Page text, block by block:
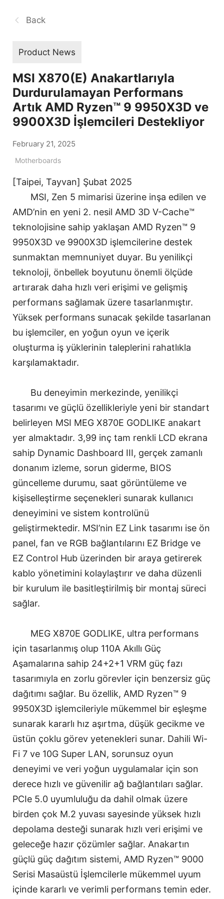
Back
Product News
MSI X870(E) Anakartlarıyla
Durdurulamayan Performans
Artık AMD Ryzen™ 9 9950X3D ve
9900X3D İşlemcileri Destekliyor
February 21, 2025
Motherboards
[Taipei, Tayvan] Şubat 2025
MSI, Zen 5 mimarisi üzerine inşa edilen ve
AMD’nin en yeni 2. nesil AMD 3D V-Cache™
teknolojisine sahip yaklaşan AMD Ryzen™ 9
9950X3D ve 9900X3D işlemcilerine destek
sunmaktan memnuniyet duyar. Bu yenilikçi
teknoloji, önbellek boyutunu önemli ölçüde
artırarak daha hızlı veri erişimi ve gelişmiş
performans sağlamak üzere tasarlanmıştır.
Yüksek performans sunacak şekilde tasarlanan
bu işlemciler, en yoğun oyun ve içerik
oluşturma iş yüklerinin taleplerini rahatlıkla
karşılamaktadır.
Bu deneyimin merkezinde, yenilikçi
tasarımı ve güçlü özellikleriyle yeni bir standart
belirleyen MSI MEG X870E GODLIKE anakart
yer almaktadır. 3,99 inç tam renkli LCD ekrana
sahip Dynamic Dashboard III, gerçek zamanlı
donanım izleme, sorun giderme, BIOS
güncelleme durumu, saat görüntüleme ve
kişiselleştirme seçenekleri sunarak kullanıcı
deneyimini ve sistem kontrolünü
geliştirmektedir. MSI’nin EZ Link tasarımı ise ön
panel, fan ve RGB bağlantılarını EZ Bridge ve
EZ Control Hub üzerinden bir araya getirerek
kablo yönetimini kolaylaştırır ve daha düzenli
bir kurulum ile basitleştirilmiş bir montaj süreci
sağlar.
MEG X870E GODLIKE, ultra performans
için tasarlanmış olup 110A Akıllı Güç
Aşamalarına sahip 24+2+1 VRM güç fazı
tasarımıyla en zorlu görevler için benzersiz güç
dağıtımı sağlar. Bu özellik, AMD Ryzen™ 9
9950X3D işlemcileriyle mükemmel bir eşleşme
sunarak kararlı hız aşırtma, düşük gecikme ve
üstün çoklu görev yetenekleri sunar. Dahili Wi-
Fi 7 ve 10G Super LAN, sorunsuz oyun
deneyimi ve veri yoğun uygulamalar için son
derece hızlı ve güvenilir ağ bağlantıları sağlar.
PCIe 5.0 uyumluluğu da dahil olmak üzere
birden çok M.2 yuvası sayesinde yüksek hızlı
depolama desteği sunarak hızlı veri erişimi ve
geleceğe hazır çözümler sağlar. Anakartın
güçlü güç dağıtım sistemi, AMD Ryzen™ 9000
Serisi Masaüstü İşlemcilerle mükemmel uyum
içinde kararlı ve verimli performans temin eder.